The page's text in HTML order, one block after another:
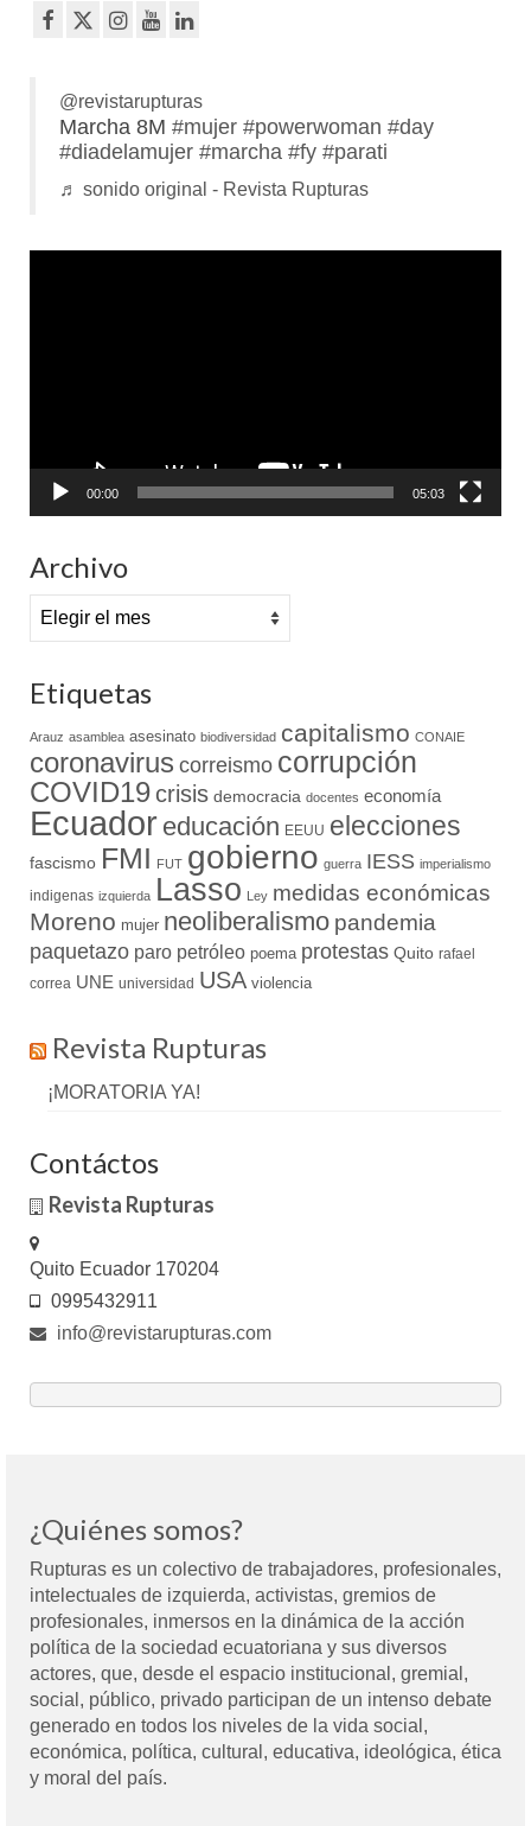
@revistarupturas
Marcha 8M #mujer #powerwoman #day
#diadelamujer #marcha #fy #parati
♬ sonido original - Revista Rupturas
00:00 05:03
Archivo
Archivo
Etiquetas
Arauz asamblea asesinato biodiversidad capitalismo CONAIE
coronavirus correismo corrupción
COVID19crisis democracia docentes economía
Ecuador educación EEUU elecciones
fascismo FMI FUT gobierno guerra IESS imperialismo
indigenas izquierda Lasso Ley medidas económicas
Moreno mujer neoliberalismo pandemia
paquetazo paro petróleo poema protestas Quito rafael
correa UNE universidad USA violencia
Revista Rupturas
¡MORATORIA YA!
Contáctos
Revista Rupturas
Quito Ecuador 170204
0995432911
info@revistarupturas.com
¿Quiénes somos?
Rupturas es un colectivo de trabajadores, profesionales,
intelectuales de izquierda, activistas, gremios de
profesionales, inmersos en la dinámica de la acción
política de la sociedad ecuatoriana y sus diversos
actores, que, desde el espacio institucional, gremial,
social, público, privado participan de un intenso debate
generado en todos los niveles de la vida social,
económica, política, cultural, educativa, ideológica, ética
y moral del país.